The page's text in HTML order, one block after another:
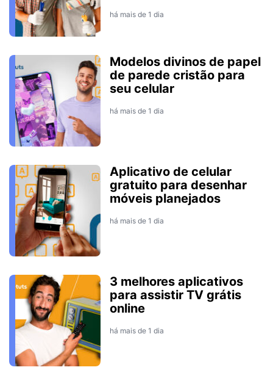
há mais de 1 dia
Modelos divinos de papel
de parede cristão para
seu celular
há mais de 1 dia
Aplicativo de celular
gratuito para desenhar
móveis planejados
há mais de 1 dia
3 melhores aplicativos
para assistir TV grátis
online
há mais de 1 dia